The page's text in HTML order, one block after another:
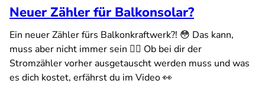
Neuer Zähler für Balkonsolar?
Ein neuer Zähler fürs Balkonkraftwerk?! 😳 Das kann,
muss aber nicht immer sein ☝🏻 Ob bei dir der
Stromzähler vorher ausgetauscht werden muss und was
es dich kostet, erfährst du im Video 👀